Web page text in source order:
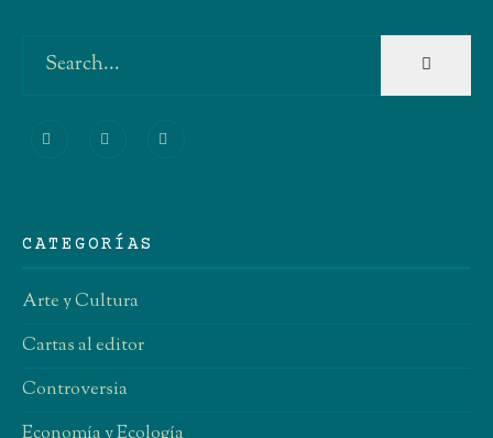
CATEGORÍAS
Arte y Cultura
Cartas al editor
Controversia